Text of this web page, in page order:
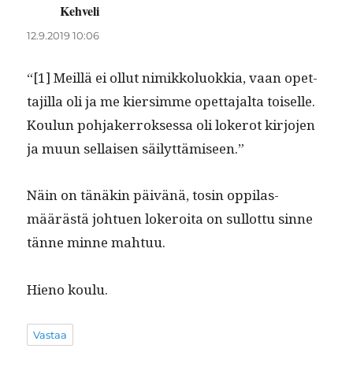
Kehveli
12.9.2019 10:06
“[1] Meil­lä ei ollut nimikkolu­okkia, vaan opet­
ta­jil­la oli ja me kier­simme opet­ta­jal­ta toiselle.
Koulun poh­jak­er­rokses­sa oli lokerot kir­jo­jen
ja muun sel­l­aisen säilyttämiseen.”
Näin on tänäkin päivänä, tosin oppi­las­
määrästä johtuen lokeroi­ta on sul­lot­tu sinne
tänne minne mahtuu.
Hieno koulu.
Vastaa